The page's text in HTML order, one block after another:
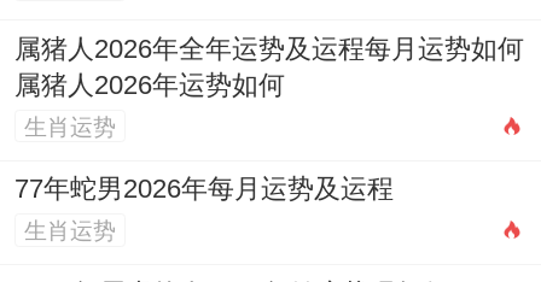
属猪人2026年全年运势及运程每月运势如何
属猪人2026年运势如何
生肖运势
77年蛇男2026年每月运势及运程
生肖运势